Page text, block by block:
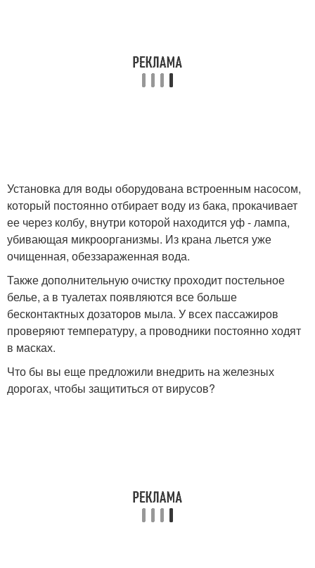
Установка для воды оборудована встроенным насосом,
который постоянно отбирает воду из бака, прокачивает
ее через колбу, внутри которой находится уф - лампа,
убивающая микроорганизмы. Из крана льется уже
очищенная, обеззараженная вода.
Также дополнительную очистку проходит постельное
белье, а в туалетах появляются все больше
бесконтактных дозаторов мыла. У всех пассажиров
проверяют температуру, а проводники постоянно ходят
в масках.
Что бы вы еще предложили внедрить на железных
дорогах, чтобы защититься от вирусов?